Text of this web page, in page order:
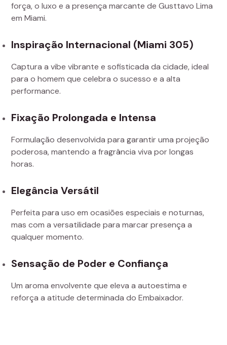
força, o luxo e a presença marcante de Gusttavo Lima
em Miami.
Inspiração Internacional (Miami 305)
Captura a vibe vibrante e sofisticada da cidade, ideal
para o homem que celebra o sucesso e a alta
performance.
Fixação Prolongada e Intensa
Formulação desenvolvida para garantir uma projeção
poderosa, mantendo a fragrância viva por longas
horas.
Elegância Versátil
Perfeita para uso em ocasiões especiais e noturnas,
mas com a versatilidade para marcar presença a
qualquer momento.
Sensação de Poder e Confiança
Um aroma envolvente que eleva a autoestima e
reforça a atitude determinada do Embaixador.